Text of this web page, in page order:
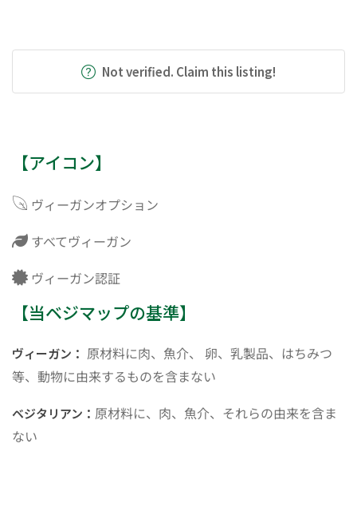
Not verified. Claim this listing!
【アイコン】
ヴィーガンオプション
すべてヴィーガン
ヴィーガン認証
【当ベジマップの基準】
ヴィーガン： 原材料に肉、魚介、 卵、乳製品、はちみつ
等、動物に由来するものを含まない
ベジタリアン： 原材料に、肉、魚介、それらの由来を含ま
ない